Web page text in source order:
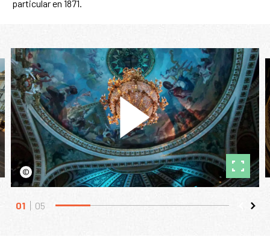
particular en 1871.
©
01 05